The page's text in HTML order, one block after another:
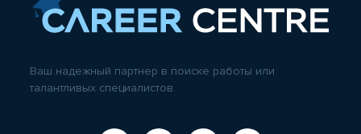
Ваш надежный партнер в поиске работы или
талантливых специалистов.